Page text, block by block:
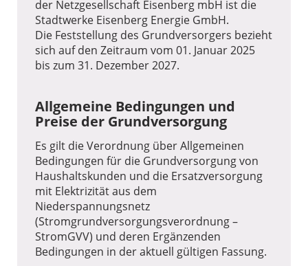
NS
Entnahmest
ellen - NS
Anzahl 2.808
Nr. 4a - Intelligente
Messsysteme bei
Netzanschlüssen in der
Niederspannung
31.12.20
Intelligente
Messsystem
e - NS
Anzahl
Nr. 4b - Entnahmestellen,
31.12.20
der Netzgesellschaft Eisenberg mbH ist die
Stadtwerke Eisenberg Energie GmbH.
Die Feststellung des Grundversorgers bezieht
sich auf den Zeitraum vom 01. Januar 2025
bis zum 31. Dezember 2027.
Allgemeine Bedingungen und
Preise der Grundversorgung
Es gilt die Verordnung über Allgemeinen
Bedingungen für die Grundversorgung von
Haushaltskunden und die Ersatzversorgung
mit Elektrizität aus dem
Niederspannungsnetz
(Stromgrundversorgungsverordnung –
StromGVV) und deren Ergänzenden
Bedingungen in der aktuell gültigen Fassung.